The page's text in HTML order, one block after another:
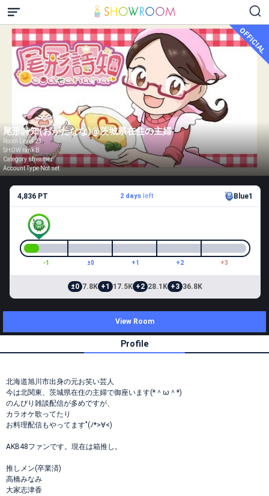
OFFICIAL
尾形詩知(おがたなな)@茨城県在住の主婦
Room Level 23
SHOW rank B
Category streamer
Account Type Not set
4,836 PT 2 daysleft Blue1
-1 ±0 +1 +2 +3
±0 7.8K +1 17.5K +2 28.1K +3 36.8K
View Room
Profile
北海道旭川市出身の元お笑い芸人
今は北関東、茨城県在住の主婦で御座います(*＾ω＾*)
のんびり雑談配信が多めですが、
カラオケ歌ってたり
お料理配信もやってます"(ﾉ*>∀<)
AKB48ファンです。現在は箱推し。
推しメン(卒業済)
高橋みなみ
大家志津香